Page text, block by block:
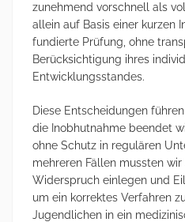
zunehmend vorschnell als
allein auf Basis einer kurzen
fundierte Prüfung, ohne
Berücksichtigung ihres
Entwicklungsstandes.
Diese Entscheidungen
die Inobhutnahme beendet
ohne Schutz in regulären
mehreren Fällen mussten
Widerspruch einlegen und
um ein korrektes Verfahren
Jugendlichen in ein